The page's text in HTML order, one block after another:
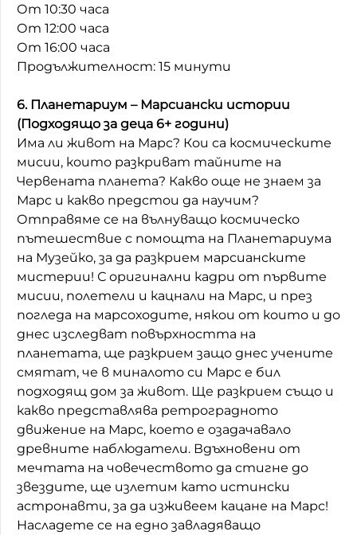
От 10:30 часа
От 12:00 часа
От 16:00 часа
Продължителност: 15 минути
6. Планетариум – Марсиански истории
(Подходящо за деца 6+ години)
Има ли живот на Марс? Кои са космическите
мисии, които разкриват тайните на
Червената планета? Какво още не знаем за
Марс и какво предстои да научим?
Отправяме се на вълнуващо космическо
пътешествие с помощта на Планетариума
на Музейко, за да разкрием марсианските
мистерии! С оригинални кадри от първите
мисии, полетели и кацнали на Марс, и през
погледа на марсоходите, някои от които и до
днес изследват повърхността на
планетата, ще разкрием защо днес учените
смятат, че в миналото си Марс е бил
подходящ дом за живот. Ще разкрием също и
какво представлява ретроградното
движение на Марс, което е озадачавало
древните наблюдатели. Вдъхновени от
мечтата на човечеството да стигне до
звездите, ще излетим като истински
астронавти, за да изживеем кацане на Марс!
Насладете се на едно завладяващо